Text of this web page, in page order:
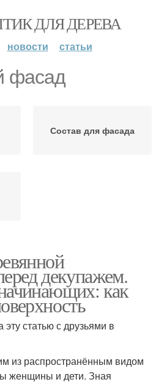
ДЛЯ ДЕРЕВА
новости статьи
фасад
Состав для фасада
декупажем.
как
статью с друзьями в
из распространённым видом
женщины и дети. Зная